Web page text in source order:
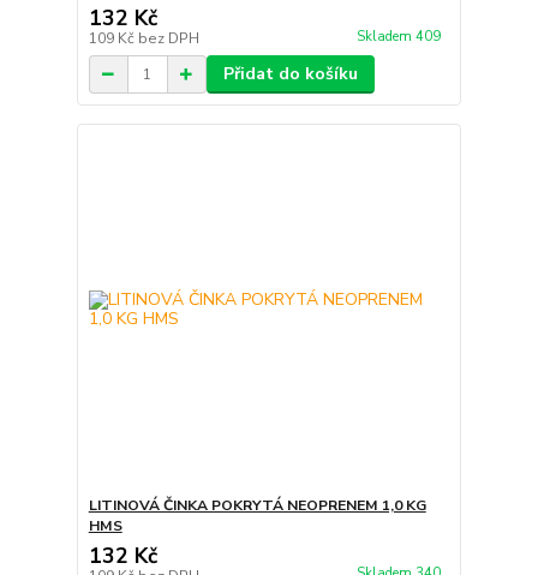
132 Kč
109 Kč bez DPH Skladem 409
Přidat do košíku
LITINOVÁ ČINKA POKRYTÁ NEOPRENEM 1,0 KG
HMS
132 Kč